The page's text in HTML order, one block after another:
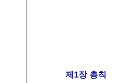
제1장 총칙